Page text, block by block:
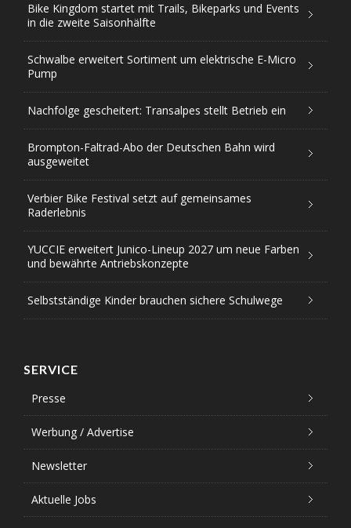
Bike Kingdom startet mit Trails, Bikeparks und Events
in die zweite Saisonhälfte
Schwalbe erweitert Sortiment um elektrische E-Micro
Pump
Nachfolge gescheitert: Transalpes stellt Betrieb ein
Brompton-Faltrad-Abo der Deutschen Bahn wird
ausgeweitet
Verbier Bike Festival setzt auf gemeinsames
Raderlebnis
YUCCIE erweitert Junico-Lineup 2027 um neue Farben
und bewährte Antriebskonzepte
Selbstständige Kinder brauchen sichere Schulwege
SERVICE
Presse
Werbung / Advertise
Newsletter
Aktuelle Jobs